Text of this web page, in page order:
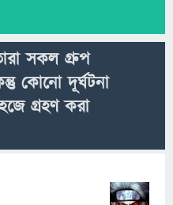
সকল গ্রুপ
কোনো দূর্ঘটনা
গ্রহণ করা